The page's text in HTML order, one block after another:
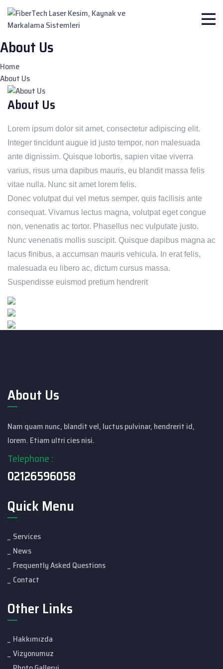
About Us
Home
About Us
About Us
Lorem ipsum dolor sit amet, consectetur adipiscing elit.
Integer tincidunt augue id justo tempor, non malesuada
ante dignissim. Quisque lobortis, sapien vitae viverra
varius, risus urna dapibus mauris, eu blandit massa felis
vitae nulla. Nunc sit amet lorem felis.
Donec volutpat dui vel metus semper, quis facilisis ante
consequat. Vivamus lectus magna, volutpat eget congue
non, venenatis ac tortor. Phasellus nec vulputate justo.
Nunc venenatis mollis suscipit. Quisque dapibus magna ac
lacus finibus, a accumsan mauris vehicula. In erat felis,
malesuada eu libero ac, dictum cursus massa.
Suspendisse euismod pretium hendrerit
About Us
Nam quam nunc, blandit vel, luctus pulvinar, hendrerit id,
lorem. Etiam ultri cies nisi.
Telephone :
02126596058
Quick Menu
Services
News
Frequently Asked Questions
Contact
Other Links
Hakkımızda
Vizyonumuz